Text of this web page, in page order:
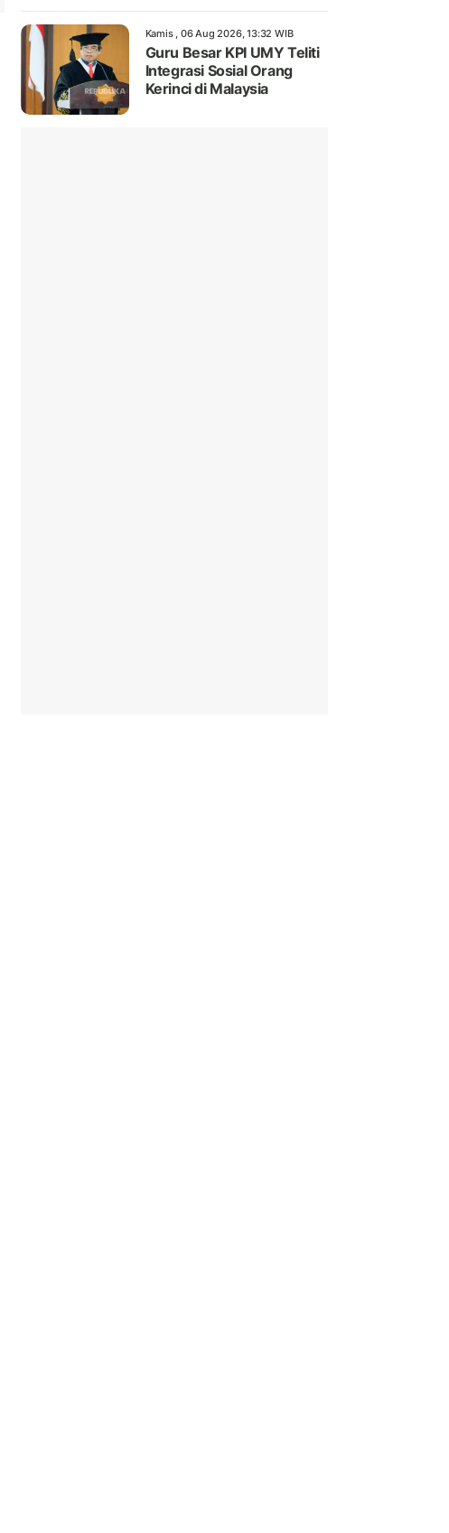
Kamis , 06 Aug 2026, 13:32 WIB
Guru Besar KPI UMY Teliti
Integrasi Sosial Orang
Kerinci di Malaysia